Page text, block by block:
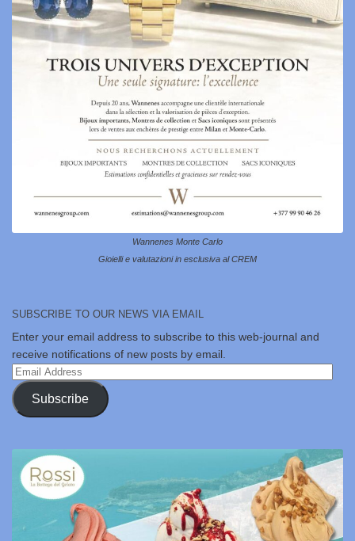
Wannenes Monte Carlo
Gioielli e valutazioni in esclusiva al CREM
SUBSCRIBE TO OUR NEWS VIA EMAIL
Enter your email address to subscribe to this web-journal and
receive notifications of new posts by email.
Email
Address
Subscribe